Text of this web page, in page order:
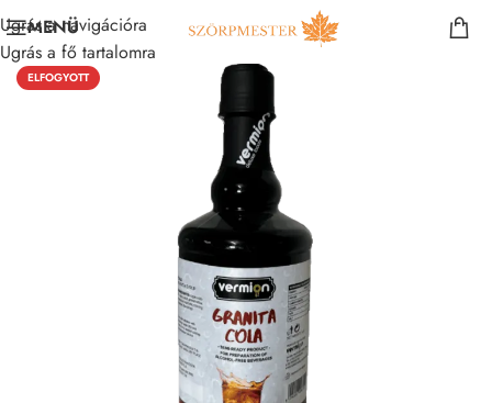
Ugrás a navigációra
Ugrás a fő tartalomra
MENÜ
ELFOGYOTT